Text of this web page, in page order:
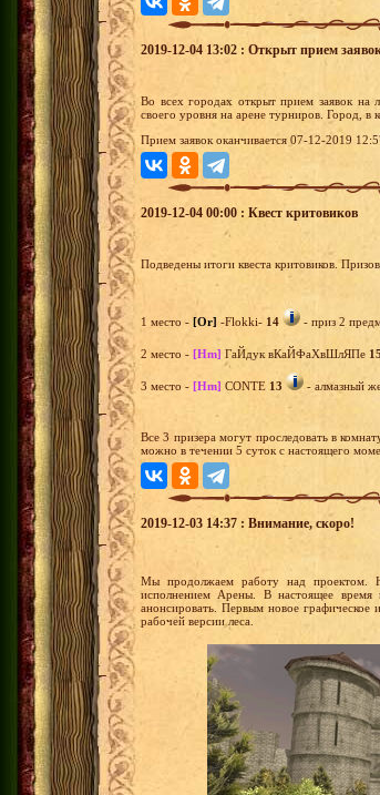
2019-12-04 13:02 : Открыт прием
Во всех городах открыт прием заявок
своего уровня на арене турниров. Город, в
Прием заявок оканчивается 07-12-2019
2019-12-04 00:00 : Квест критовиков
Подведены итоги квеста критовиков.
1 место - [Or] -Flokki- 14 - приз 2
2 место - [Hm] ГаЙдук вКаЙФаХвШлЯПе 15
3 место - [Hm] CONTE 13 - алмазный
Все 3 призера могут проследовать в
можно в течении 5 суток с настоящего
2019-12-03 14:37 : Внимание, скоро!
Мы продолжаем работу над проектом.
исполнением Арены. В настоящее
анонсировать. Первым новое
рабочей версии леса.